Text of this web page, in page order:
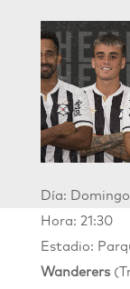
Día:
Hora: 21:30
Estadio:
Wanderers